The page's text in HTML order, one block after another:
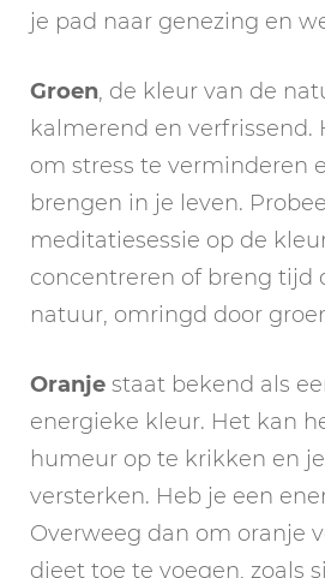
je pad naar genezing en
Groen, de kleur van de
kalmerend en verfrissend.
om stress te verminderen
brengen in je leven.
meditatiesessie op de
concentreren of breng tijd
natuur, omringd door
Oranje staat bekend als
energieke kleur. Het kan
humeur op te krikken en
versterken. Heb je een
Overweeg dan om oranje
dieet toe te voegen, zoals